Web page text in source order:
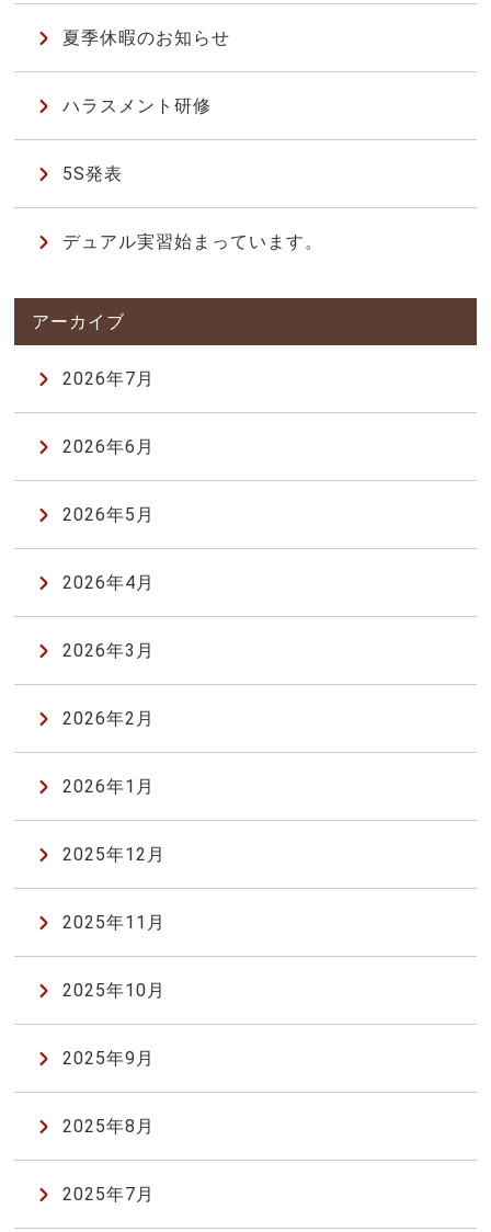
夏季休暇のお知らせ
ハラスメント研修
5S発表
デュアル実習始まっています。
2026年7月
2026年6月
2026年5月
2026年4月
2026年3月
2026年2月
2026年1月
2025年12月
2025年11月
2025年10月
2025年9月
2025年8月
2025年7月